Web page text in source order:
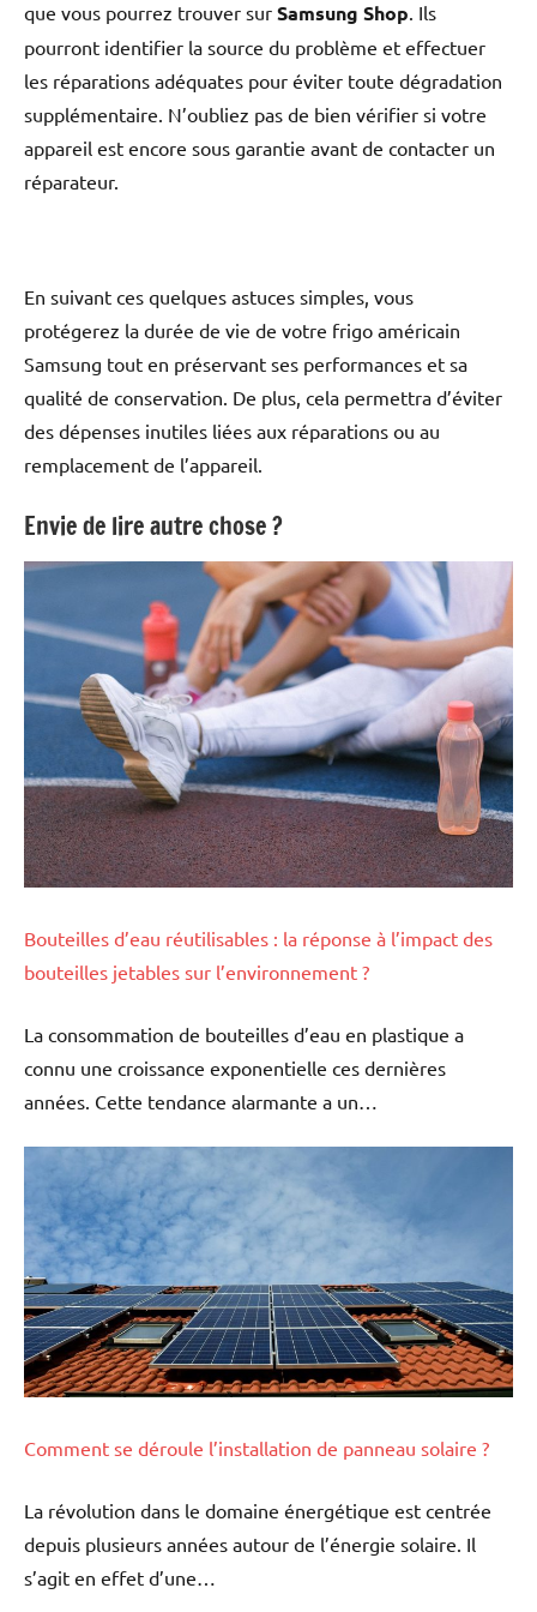
que vous pourrez trouver sur Samsung Shop. Ils
pourront identifier la source du problème et effectuer
les réparations adéquates pour éviter toute dégradation
supplémentaire. N’oubliez pas de bien vérifier si votre
appareil est encore sous garantie avant de contacter un
réparateur.
En suivant ces quelques astuces simples, vous
protégerez la durée de vie de votre frigo américain
Samsung tout en préservant ses performances et sa
qualité de conservation. De plus, cela permettra d’éviter
des dépenses inutiles liées aux réparations ou au
remplacement de l’appareil.
Envie de lire autre chose ?
Bouteilles d’eau réutilisables : la réponse à l’impact des
bouteilles jetables sur l’environnement ?
La consommation de bouteilles d’eau en plastique a
connu une croissance exponentielle ces dernières
années. Cette tendance alarmante a un…
Comment se déroule l’installation de panneau solaire ?
La révolution dans le domaine énergétique est centrée
depuis plusieurs années autour de l’énergie solaire. Il
s’agit en effet d’une…